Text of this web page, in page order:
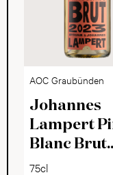
AOC Graubünden
Johannes
Lampert
Blanc Brut
2024
75cl